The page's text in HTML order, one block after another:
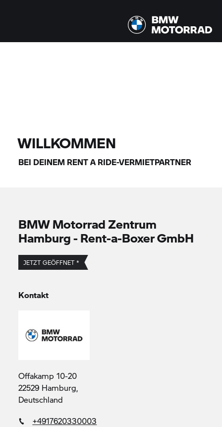
WILLKOMMEN
BEI DEINEM RENT A RIDE-VERMIETPARTNER
BMW MotorradZentrum
Hamburg - Rent-a-Boxer GmbH
JETZT GEÖFFNET *
Kontakt
Offakamp 10-20
22529 Hamburg,
Deutschland
+4917620330003